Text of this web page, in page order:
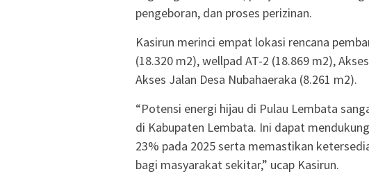
pengeboran, dan proses perizinan.
Kasirun merinci empat lokasi rencana
(18.320 m2), wellpad AT-2 (18.869 m2),
Akses Jalan Desa Nubahaeraka (8.261 m2).
“Potensi energi hijau di Pulau Lembata
di Kabupaten Lembata. Ini dapat
23% pada 2025 serta memastikan
bagi masyarakat sekitar,” ucap Kasirun.